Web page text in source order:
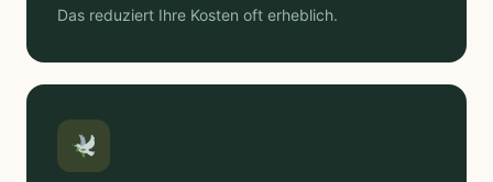
Das reduziert Ihre Kosten oft erheblich.